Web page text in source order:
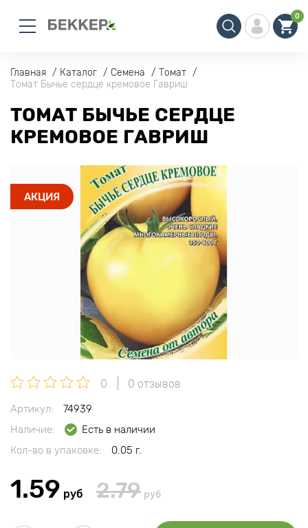
0
Главная Каталог Семена
Томат
Томат Бычье сердце кремовое Гавриш
ТОМАТ БЫЧЬЕ СЕРДЦЕ
КРЕМОВОЕ ГАВРИШ
АКЦИЯ
0 0 отзывов
Артикул:
74939
Наличие:
Есть в наличии
Кол-во в упаковке:
0.05 г.
1.59 руб 2.79 руб